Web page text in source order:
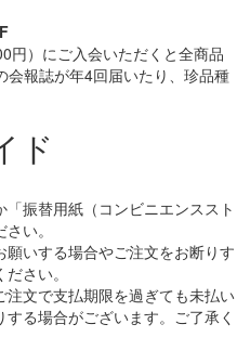
円）にご入会いただくと全商品
会報誌が年4回届いたり、珍品種
ド
「振替用紙（コンビニエンススト
い。
願いする場合やご注文をお断りす
さい。
注文で支払期限を過ぎても未払い
る場合がございます。ご了承く